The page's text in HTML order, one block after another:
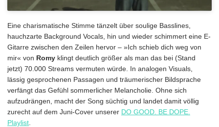
Eine charismatische Stimme tänzelt über soulige Basslines,
hauchzarte Background Vocals, hin und wieder schimmert eine E-
Gitarre zwischen den Zeilen hervor – »Ich schieb dich weg von
mir« von Romy klingt deutlich größer als man das bei (Stand
jetzt) 70.000 Streams vermuten würde. In analogen Visuals,
lässig gesprochenen Passagen und träumerischer Bildsprache
verfängt das Gefühl sommerlicher Melancholie. Ohne sich
aufzudrängen, macht der Song süchtig und landet damit völlig
zurecht auf dem Juni-Cover unserer DO GOOD. BE DOPE.
Playlist